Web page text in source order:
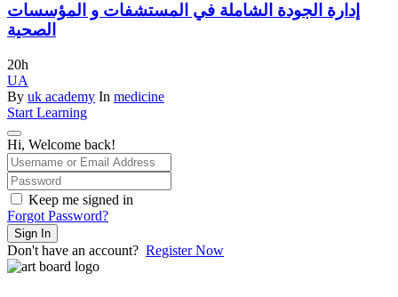
إدارة الجودة الشاملة في المستشفات و المؤسسات
الصحية
20h
UA
By uk academy In medicine
Start Learning
Hi, Welcome back!
Keep me signed in
Forgot Password?
Sign In
Don't have an account? Register Now